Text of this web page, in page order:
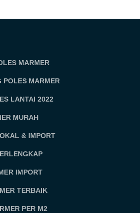
MARMER
POLES MARMER
LANTAI 2022
MURAH
& IMPORT
IMPORT
TERBAIK
PER M2